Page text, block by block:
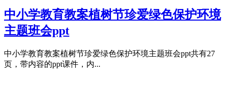
中小学教育教案植树节珍爱绿色保护环境
主题班会ppt
中小学教育教案植树节珍爱绿色保护环境主题班会ppt共有27
页，带内容的ppt课件，内...